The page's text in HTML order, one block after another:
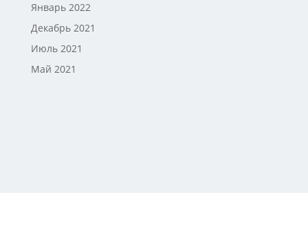
Январь 2022
Декабрь 2021
Июль 2021
Май 2021